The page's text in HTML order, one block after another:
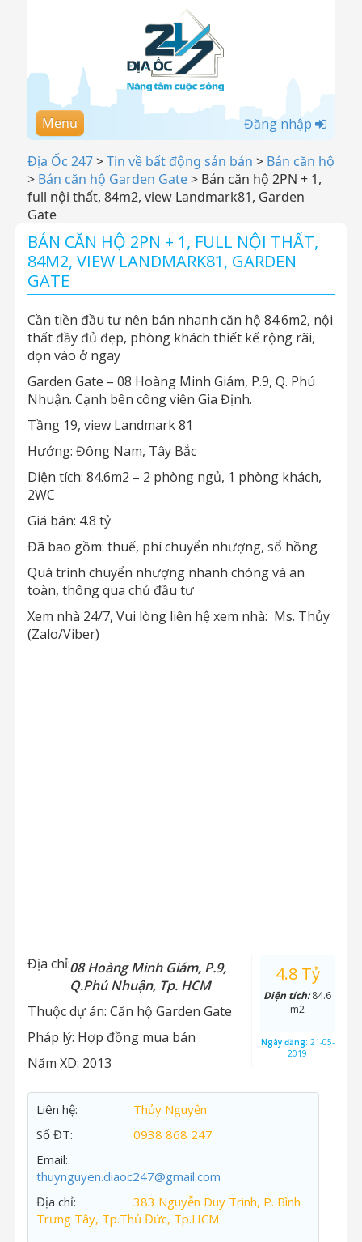
Menu Đăng nhập
Địa Ốc 247>Tin về bất động sản bán > Bán căn hộ
> Bán căn hộ Garden Gate> Bán căn hộ 2PN + 1,
full nội thất, 84m2, view Landmark81, Garden
Gate
BÁN CĂN HỘ 2PN + 1, FULL NỘI THẤT,
84M2, VIEW LANDMARK81, GARDEN
GATE
Cần tiền đầu tư nên bán nhanh căn hộ 84.6m2, nội
thất đầy đủ đẹp, phòng khách thiết kế rộng rãi,
dọn vào ở ngay
Garden Gate – 08 Hoàng Minh Giám, P.9, Q. Phú
Nhuận. Cạnh bên công viên Gia Định.
Tầng 19, view Landmark 81
Hướng: Đông Nam, Tây Bắc
Diện tích: 84.6m2 – 2 phòng ngủ, 1 phòng khách,
2WC
Giá bán: 4.8 tỷ
Đã bao gồm: thuế, phí chuyển nhượng, sổ hồng
Quá trình chuyển nhượng nhanh chóng và an
toàn, thông qua chủ đầu tư
Xem nhà 24/7, Vui lòng liên hệ xem nhà: Ms. Thủy
(Zalo/Viber)
Địa chỉ:08 Hoàng Minh Giám, P.9,
Q.Phú Nhuận, Tp. HCM
Thuộc dự án: Căn hộ Garden Gate
Pháp lý: Hợp đồng mua bán
Năm XD: 2013
4.8 Tỷ
Diện tích:84.6
m2
Ngày đăng: 21-05-
2019
Liên hệ:
Thủy Nguyễn
Số ĐT:
0938 868 247
Email:
thuynguyen.diaoc247@gmail.com
Địa chỉ:
383 Nguyễn Duy Trinh, P. Bình
Trưng Tây, Tp.Thủ Đức, Tp.HCM